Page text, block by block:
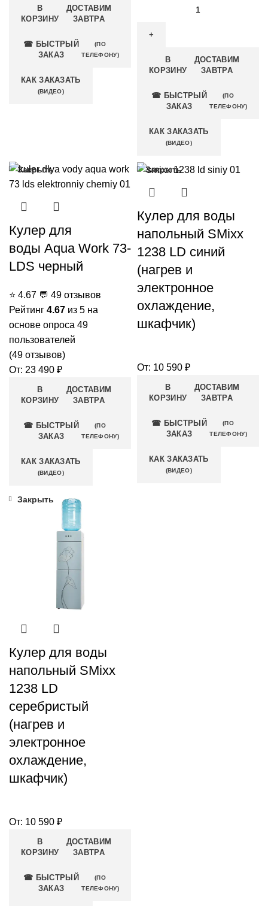
В
КОРЗИНУ
ДОСТАВИМ
ЗАВТРА
☎ БЫСТРЫЙ
ЗАКАЗ
(ПО
ТЕЛЕФОНУ)
КАК ЗАКАЗАТЬ
(ВИДЕО)
В
КОРЗИНУ
ДОСТАВИМ
ЗАВТРА
☎ БЫСТРЫЙ
ЗАКАЗ
(ПО
ТЕЛЕФОНУ)
КАК ЗАКАЗАТЬ
(ВИДЕО)
Закрыть
Кулер для
воды Aqua Work 73-
LDS черный
⭐ 4.67 💬 49 отзывов
Рейтинг 4.67 из 5 на
основе опроса 49
пользователей
(49 отзывов)
От: 23 490 ₽
В
КОРЗИНУ
ДОСТАВИМ
ЗАВТРА
☎ БЫСТРЫЙ
ЗАКАЗ
(ПО
ТЕЛЕФОНУ)
КАК ЗАКАЗАТЬ
(ВИДЕО)
Закрыть
Кулер для воды
напольный SMixx
1238 LD синий
(нагрев и
электронное
охлаждение,
шкафчик)
От: 10 590 ₽
В
КОРЗИНУ
ДОСТАВИМ
ЗАВТРА
☎ БЫСТРЫЙ
ЗАКАЗ
(ПО
ТЕЛЕФОНУ)
КАК ЗАКАЗАТЬ
(ВИДЕО)
Закрыть
Кулер для воды
напольный SMixx
1238 LD
серебристый
(нагрев и
электронное
охлаждение,
шкафчик)
От: 10 590 ₽
В
КОРЗИНУ
ДОСТАВИМ
ЗАВТРА
☎ БЫСТРЫЙ
ЗАКАЗ
(ПО
ТЕЛЕФОНУ)